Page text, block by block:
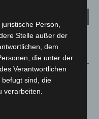
Mehring zeigt ihre
Person,
Stelle außer der
dem
die unter der
Verantwortlichen
sind, die
verarbeiten.